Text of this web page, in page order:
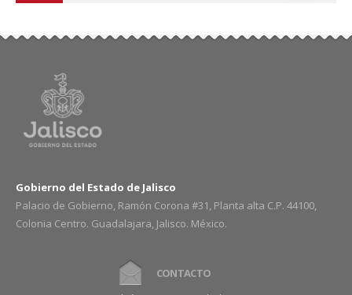
Gobierno del Estado de Jalisco
Palacio de Gobierno, Ramón Corona #31, Planta alta C.P. 44100,
Colonia Centro. Guadalajara, Jalisco. México.
CONTACTO